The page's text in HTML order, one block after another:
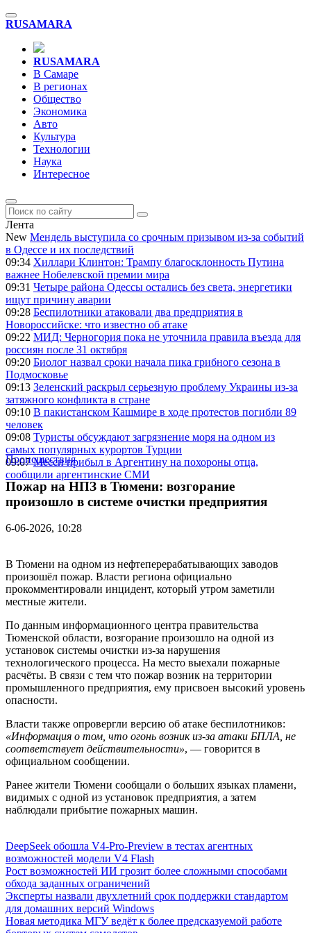
RUSAMARA
RUSAMARA
В Самаре
В регионах
Общество
Экономика
Авто
Культура
Технологии
Наука
Интересное
Лента
New Мендель выступила со срочным призывом из-за событий
в Одессе и их последствий
09:34 Хиллари Клинтон: Трампу благосклонность Путина
важнее Нобелевской премии мира
09:31 Четыре района Одессы остались без света, энергетики
ищут причину аварии
09:28 Беспилотники атаковали два предприятия в
Новороссийске: что известно об атаке
09:22 МИД: Черногория пока не уточнила правила въезда для
россиян после 31 октября
09:20 Биолог назвал сроки начала пика грибного сезона в
Подмосковье
09:13 Зеленский раскрыл серьезную проблему Украины из-за
затяжного конфликта в стране
09:10 В пакистанском Кашмире в ходе протестов погибли 89
человек
09:08 Туристы обсуждают загрязнение моря на одном из
самых популярных курортов Турции
09:07 Месси прибыл в Аргентину на похороны отца,
сообщили аргентинские СМИ
Происшествия
Пожар на НПЗ в Тюмени: возгорание
произошло в системе очистки предприятия
6-06-2026, 10:28
В Тюмени на одном из нефтеперерабатывающих заводов
произошёл пожар. Власти региона официально
прокомментировали инцидент, который утром заметили
местные жители.
По данным информационного центра правительства
Тюменской области, возгорание произошло на одной из
установок системы очистки из-за нарушения
технологического процесса. На место выехали пожарные
расчёты. В связи с тем что пожар возник на территории
промышленного предприятия, ему присвоен высокий уровень
опасности.
Власти также опровергли версию об атаке беспилотников:
«Информация о том, что огонь возник из-за атаки БПЛА, не
соответствует действительности», — говорится в
официальном сообщении.
Ранее жители Тюмени сообщали о больших языках пламени,
видимых с одной из установок предприятия, а затем
наблюдали прибытие пожарных машин.
DeepSeek обошла V4-Pro-Preview в тестах агентных
возможностей модели V4 Flash
Рост возможностей ИИ грозит более сложными способами
обхода заданных ограничений
Эксперты назвали двухлетний срок поддержки стандартом
для домашних версий Windows
Новая методика МГУ ведёт к более предсказуемой работе